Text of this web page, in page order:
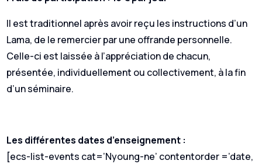
Il est traditionnel après avoir reçu les instructions d’un
Lama, de le remercier par une offrande personnelle.
Celle-ci est laissée à l’appréciation de chacun,
présentée, individuellement ou collectivement, à la fin
d’un séminaire.
Les différentes dates d’enseignement :
[ecs-list-events cat=’Nyoung-ne’ contentorder =’date,